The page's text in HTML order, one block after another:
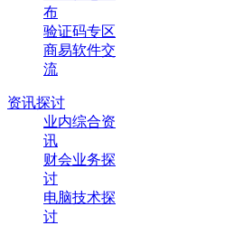
布
验证码专区
商易软件交
流
资讯探讨
业内综合资
讯
财会业务探
讨
电脑技术探
讨